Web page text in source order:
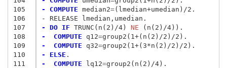
105
106
107
108
109
110
111
- COMPUTE median2=
- RELEASE lmedian,umedian.
- DO IF TRUNC(n(2)/4) NE
-  COMPUTE q12=
-  COMPUTE q32=
- ELSE
-  COMPUTE lq12=